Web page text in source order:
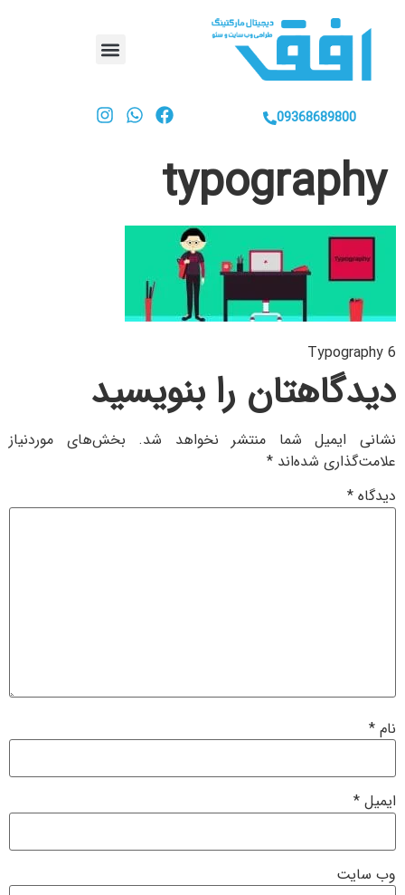
09368689800
typography
Typography 6
دیدگاهتان را بنویسید
نشانی ایمیل شما منتشر نخواهد شد.
بخش‌های موردنیاز
علامت‌گذاری شده‌اند *
دیدگاه *
نام *
ایمیل *
وب‌ سایت